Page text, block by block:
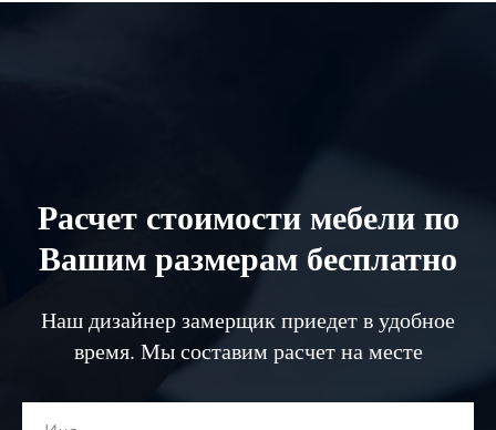
Расчет стоимости мебели по
Вашим размерам бесплатно
Наш дизайнер замерщик приедет в удобное
время. Мы составим расчет на месте